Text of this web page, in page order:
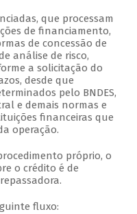
que processam
de financiamento,
de concessão de
análise de risco,
a solicitação do
desde que
pelo BNDES,
e demais normas e
financeiras que
operação.
próprio, o
o crédito é de
fluxo: